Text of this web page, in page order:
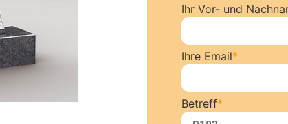
Ihr Vor- und
Ihre Email*
Betreff*